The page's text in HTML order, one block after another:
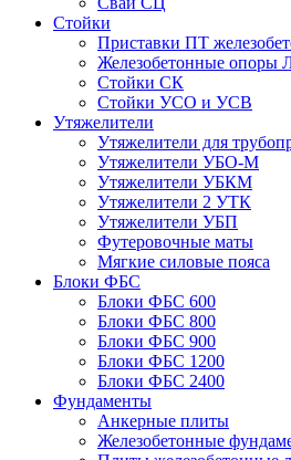
Стойки
Приставки ПТ
Железобетонные опоры
Стойки СК
Стойки УСО и УСВ
Утяжелители
Утяжелители для
Утяжелители УБО-М
Утяжелители УБКМ
Утяжелители 2 УТК
Утяжелители УБП
Футеровочные маты
Мягкие силовые пояса
Блоки ФБС
Блоки ФБС 600
Блоки ФБС 800
Блоки ФБС 900
Блоки ФБС 1200
Блоки ФБС 2400
Фундаменты
Анкерные плиты
Железобетонные